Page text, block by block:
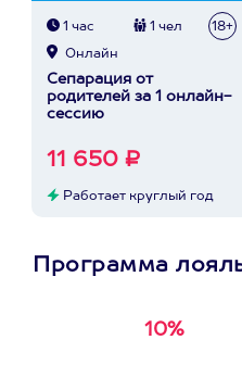
1 час 1 чел 18+
Онлайн
Сепарация от
родителей за 1 онлайн-
сессию
11 650 ₽
Работает круглый год
Программа
10%